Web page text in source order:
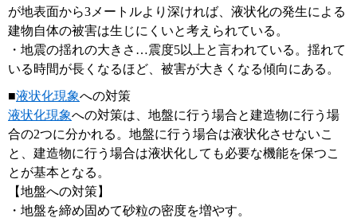
が地表面から3メートルより深ければ、液状化の発生による
建物自体の被害は生じにくいと考えられている。
・地震の揺れの大きさ…震度5以上と言われている。揺れて
いる時間が長くなるほど、被害が大きくなる傾向にある。
■液状化現象への対策
液状化現象への対策は、地盤に行う場合と建造物に行う場
合の2つに分かれる。地盤に行う場合は液状化させないこ
と、建造物に行う場合は液状化しても必要な機能を保つこ
とが基本となる。
【地盤への対策】
・地盤を締め固めて砂粒の密度を増やす。